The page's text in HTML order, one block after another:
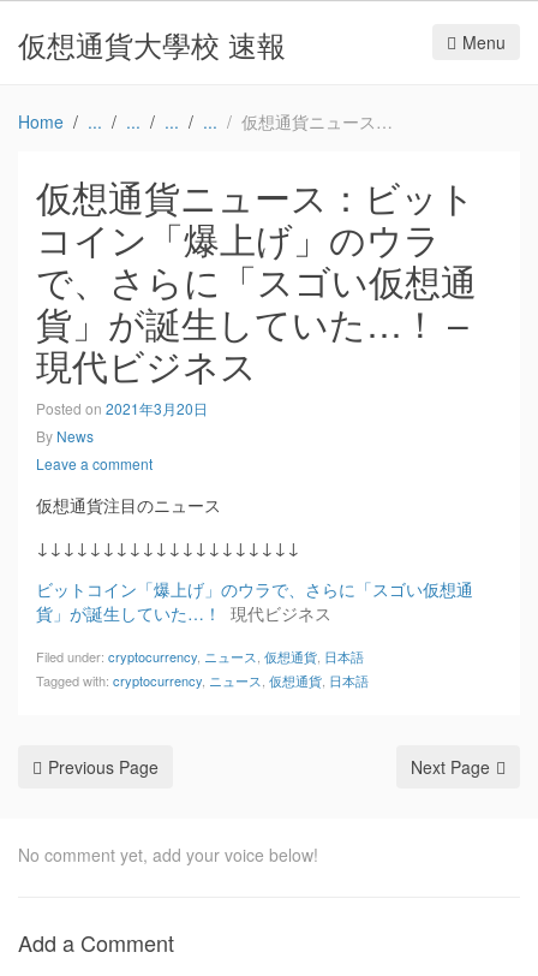
仮想通貨大學校 速報 Menu
Home 仮想通貨ニュース：ビットコイン「爆上げ」のウラで、さらに「スゴい仮想通貨」が誕生していた…！ – 現代ビジネス
仮想通貨ニュース：ビット
コイン「爆上げ」のウラ
で、さらに「スゴい仮想通
貨」が誕生していた…！ –
現代ビジネス
Posted on 2021年3月20日
By News
Leave a comment
仮想通貨注目のニュース
↓↓↓↓↓↓↓↓↓↓↓↓↓↓↓↓↓↓↓↓
ビットコイン「爆上げ」のウラで、さらに「スゴい仮想通
貨」が誕生していた…！
現代ビジネス
Filed under: cryptocurrency ニュース 仮想通貨 日本語
Tagged with: cryptocurrency ニュース 仮想通貨 日本語
Previous Page Next Page
No comment yet, add your voice below!
Add a Comment